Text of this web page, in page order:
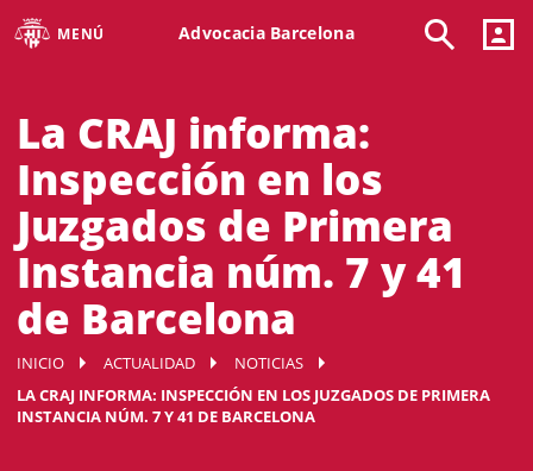
MENÚ Advocacia Barcelona
La CRAJ informa:
Inspección en los
Juzgados de Primera
Instancia núm. 7 y 41
de Barcelona
INICIO ACTUALIDAD
NOTICIAS
LA CRAJ INFORMA: INSPECCIÓN EN LOS JUZGADOS DE PRIMERA
INSTANCIA NÚM. 7 Y 41 DE BARCELONA